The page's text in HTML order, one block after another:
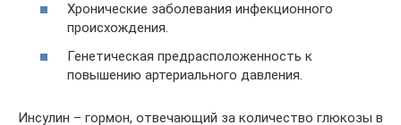
Хронические заболевания инфекционного
происхождения.
Генетическая предрасположенность к
повышению артериального давления.
Инсулин – гормон, отвечающий за количество глюкозы в